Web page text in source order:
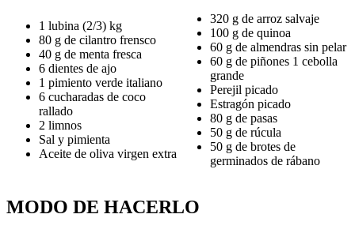
1 lubina (2/3) kg
80 g de cilantro frensco
40 g de menta fresca
6 dientes de ajo
1 pimiento verde italiano
6 cucharadas de coco
rallado
2 limnos
Sal y pimienta
Aceite de oliva virgen extra
320 g de arroz salvaje
100 g de quinoa
60 g de almendras sin pelar
60 g de piñones 1 cebolla
grande
Perejil picado
Estragón picado
80 g de pasas
50 g de rúcula
50 g de brotes de
germinados de rábano
MODO DE HACERLO